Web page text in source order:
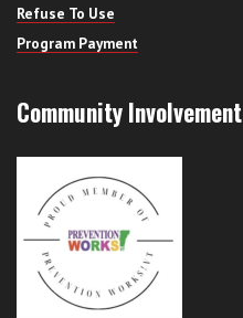
Refuse To Use
Program Payment
Community Involvement